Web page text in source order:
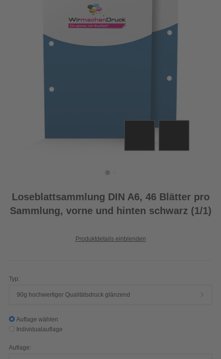
Loseblattsammlung DIN A6, 46 Blätter pro
Sammlung, vorne und hinten schwarz (1/1)
Produktdetails einblenden
Typ:
90g hochwertiger Qualitätsdruck glänzend
Auflage wählen
Individualauflage
Auflage: